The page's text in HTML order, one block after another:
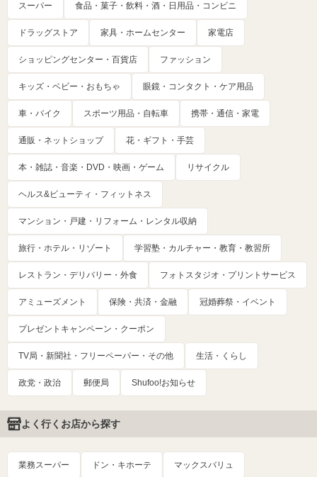
スーパー 食品・菓子・飲料・酒・日用品・コンビニ
ドラッグストア 家具・ホームセンター 家電店
ショッピングセンター・百貨店 ファッション
キッズ・ベビー・おもちゃ 眼鏡・コンタクト・ケア用品
車・バイク スポーツ用品・自転車 携帯・通信・家電
通販・ネットショップ 花・ギフト・手芸
本・雑誌・音楽・DVD・映画・ゲーム リサイクル
ヘルス&ビューティ・フィットネス
マンション・戸建・リフォーム・レンタル収納
旅行・ホテル・リゾート 学習塾・カルチャー・教育・教習所
レストラン・デリバリー・外食 フォトスタジオ・プリントサービス
アミューズメント 保険・共済・金融 冠婚葬祭・イベント
プレゼントキャンペーン・クーポン
TV局・新聞社・フリーペーパー・その他 生活・くらし
政党・政治 郵便局 Shufoo!お知らせ
よく行くお店から探す
業務スーパー ドン・キホーテ マックスバリュ